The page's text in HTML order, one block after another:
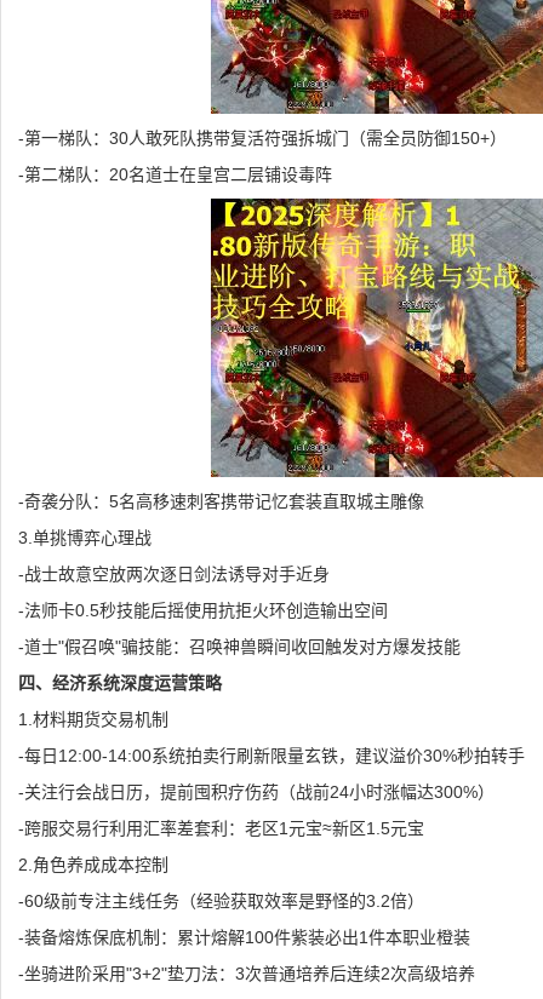
-第一梯队：30人敢死队携带复活符强拆城门（需全员防御150+）
-第二梯队：20名道士在皇宫二层铺设毒阵
-奇袭分队：5名高移速刺客携带记忆套装直取城主雕像
3.单挑博弈心理战
-战士故意空放两次逐日剑法诱导对手近身
-法师卡0.5秒技能后摇使用抗拒火环创造输出空间
-道士"假召唤"骗技能：召唤神兽瞬间收回触发对方爆发技能
四、经济系统深度运营策略
1.材料期货交易机制
-每日12:00-14:00系统拍卖行刷新限量玄铁，建议溢价30%秒拍转手
-关注行会战日历，提前囤积疗伤药（战前24小时涨幅达300%）
-跨服交易行利用汇率差套利：老区1元宝≈新区1.5元宝
2.角色养成成本控制
-60级前专注主线任务（经验获取效率是野怪的3.2倍）
-装备熔炼保底机制：累计熔解100件紫装必出1件本职业橙装
-坐骑进阶采用"3+2"垫刀法：3次普通培养后连续2次高级培养